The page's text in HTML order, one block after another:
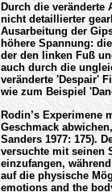
Durch die
nicht detaillierter
Ausarbeitung der
höhere Spannung:
der den linken Fuß
auch durch die
veränderte 'Despair'
wie zum Beispiel
Rodin’s Experimene
Geschmack
Sanders 1977: 175).
versuchte mit seinen
einzufangen,
auf die physische
emotions and the